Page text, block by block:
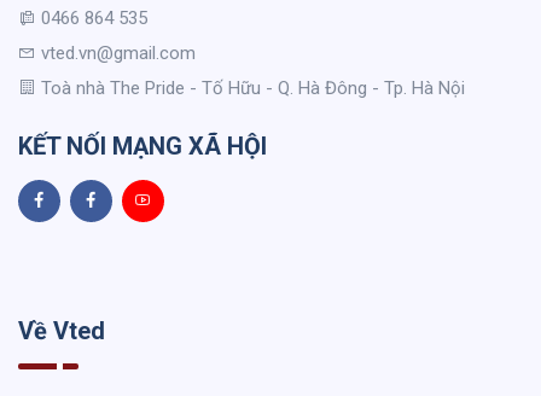
0466 864 535
vted.vn@gmail.com
Toà nhà The Pride - Tố Hữu - Q. Hà Đông - Tp. Hà Nội
KẾT NỐI MẠNG XÃ HỘI
Về Vted